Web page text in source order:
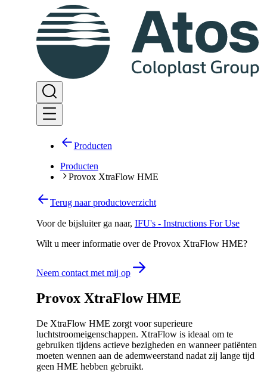
Producten
Producten
Provox XtraFlow HME
Provox XtraFlow HME
De XtraFlow HME zorgt voor superieure
luchtstroomeigenschappen. XtraFlow is ideaal om te
gebruiken tijdens actieve bezigheden en wanneer patiënten
moeten wennen aan de ademweerstand nadat zij lange tijd
geen HME hebben gebruikt.
Terug naar productoverzicht
Voor de bijsluiter ga naar, IFU's - Instructions For Use
Wilt u meer informatie over de Provox XtraFlow HME?
Neem contact met mij op